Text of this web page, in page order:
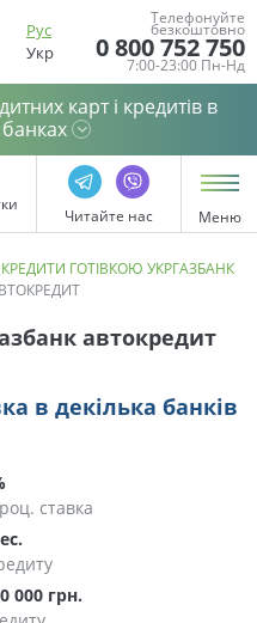
Рус
Укр
Телефонуйте
безкоштовно
0 800 752 750
7:00-23:00 Пн-Нд
карт і кредитів в
Читайте нас Меню
КРЕДИТИ ГОТІВКОЮ УКРГАЗБАНК
автокредит
в декілька банків
ставка
000 грн.